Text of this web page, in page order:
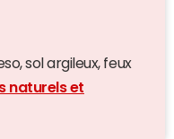
sol argileux, feux
naturels et